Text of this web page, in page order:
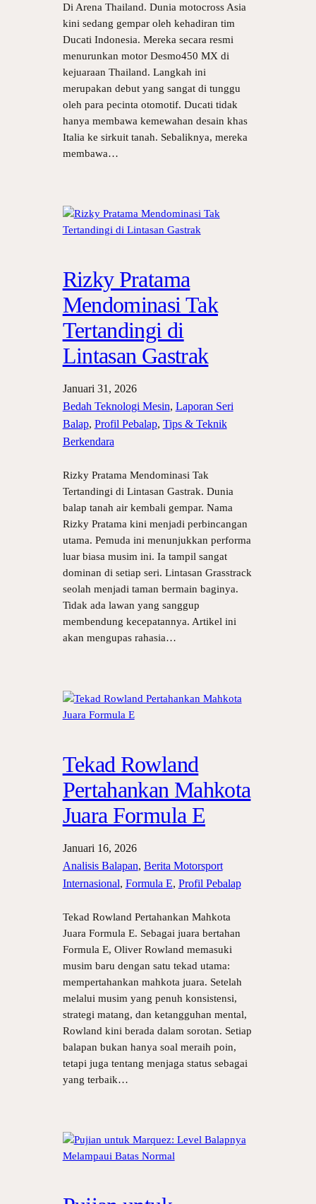
Di Arena Thailand. Dunia motocross Asia
kini sedang gempar oleh kehadiran tim
Ducati Indonesia. Mereka secara resmi
menurunkan motor Desmo450 MX di
kejuaraan Thailand. Langkah ini
merupakan debut yang sangat di tunggu
oleh para pecinta otomotif. Ducati tidak
hanya membawa kemewahan desain khas
Italia ke sirkuit tanah. Sebaliknya, mereka
membawa…
Rizky Pratama
Mendominasi Tak
Tertandingi di
Lintasan Gastrak
Januari 31, 2026
Bedah Teknologi Mesin, Laporan Seri
Balap, Profil Pebalap, Tips & Teknik
Berkendara
Rizky Pratama Mendominasi Tak
Tertandingi di Lintasan Gastrak. Dunia
balap tanah air kembali gempar. Nama
Rizky Pratama kini menjadi perbincangan
utama. Pemuda ini menunjukkan performa
luar biasa musim ini. Ia tampil sangat
dominan di setiap seri. Lintasan Grasstrack
seolah menjadi taman bermain baginya.
Tidak ada lawan yang sanggup
membendung kecepatannya. Artikel ini
akan mengupas rahasia…
Tekad Rowland
Pertahankan Mahkota
Juara Formula E
Januari 16, 2026
Analisis Balapan, Berita Motorsport
Internasional, Formula E, Profil Pebalap
Tekad Rowland Pertahankan Mahkota
Juara Formula E. Sebagai juara bertahan
Formula E, Oliver Rowland memasuki
musim baru dengan satu tekad utama:
mempertahankan mahkota juara. Setelah
melalui musim yang penuh konsistensi,
strategi matang, dan ketangguhan mental,
Rowland kini berada dalam sorotan. Setiap
balapan bukan hanya soal meraih poin,
tetapi juga tentang menjaga status sebagai
yang terbaik…